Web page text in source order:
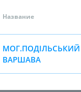
Название
МОГ.ПОДІЛЬСЬКИЙ
ВАРШАВА